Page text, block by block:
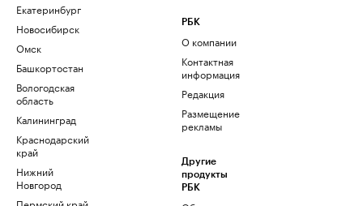
Екатеринбург
Новосибирск
Омск
Башкортостан
Вологодская
область
Калининград
Краснодарский
край
Нижний
Новгород
РБК
О компании
Контактная
информация
Редакция
Размещение
рекламы
Другие
продукты
РБК